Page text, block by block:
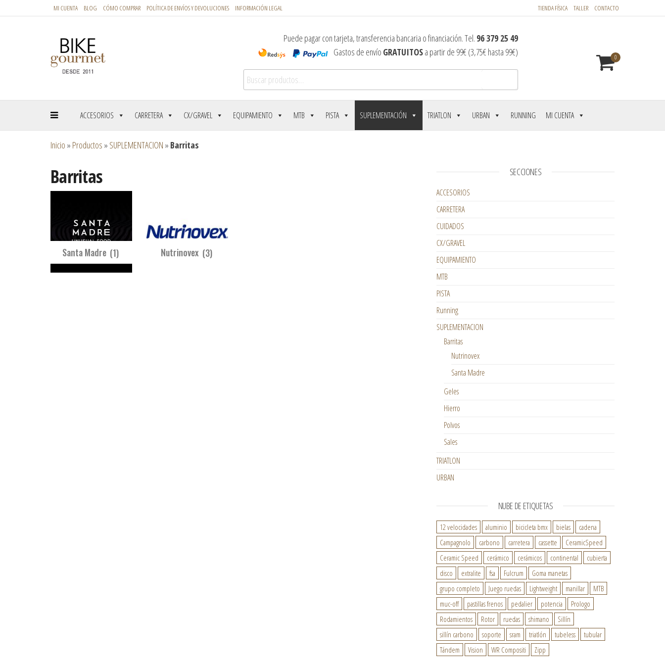
MI CUENTA BLOG CÓMO COMPRAR POLÍTICA DE ENVÍOS Y DEVOLUCIONES INFORMACIÓN LEGAL TIENDA FÍSICA TALLER CONTACTO
0
Puede pagar con tarjeta, transferencia bancaria o financiación. Tel. 96 379 25 49
Gastos de envío GRATUITOSa partir de 99€ (3,75€ hasta 99€)
ACCESORIOS CARRETERA CX/GRAVEL EQUIPAMIENTO MTB PISTA SUPLEMENTACIÓN TRIATLON URBAN RUNNING MI CUENTA
Inicio » Productos » SUPLEMENTACION » Barritas
Barritas
Santa Madre (1) Nutrinovex (3)
SECCIONES
ACCESORIOS
CARRETERA
CUIDADOS
CX/GRAVEL
EQUIPAMIENTO
MTB
PISTA
Running
SUPLEMENTACION
Barritas
Nutrinovex
Santa Madre
Geles
Hierro
Polvos
Sales
TRIATLON
URBAN
NUBE DE ETIQUETAS
12 velocidades aluminio bicicleta bmx bielas
cadena
Campagnolo
carbono carretera cassette
CeramicSpeed
Ceramic Speed
cerámico cerámicos continental
cubierta
disco
extralite fsa Fulcrum
Goma manetas
grupo completo
Juego ruedas Lightweight manillar
MTB
muc-off
pastillas frenos pedalier potencia
Prologo
Rodamientos
Rotor ruedas shimano
Sillín
sillín carbono
soporte sram triatlón tubeless
tubular
Tándem
Vision WR Compositi Zipp